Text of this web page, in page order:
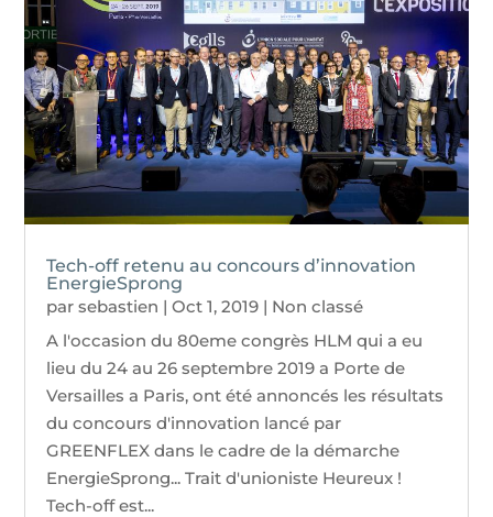
Tech-off retenu au concours d’innovation
EnergieSprong
parsebastien |Oct 1, 2019 | Non classé
A l'occasion du 80eme congrès HLM qui a eu
lieu du 24 au 26 septembre 2019 a Porte de
Versailles a Paris, ont été annoncés les résultats
du concours d'innovation lancé par
GREENFLEX dans le cadre de la démarche
EnergieSprong... Trait d'unioniste Heureux !
Tech-off est...